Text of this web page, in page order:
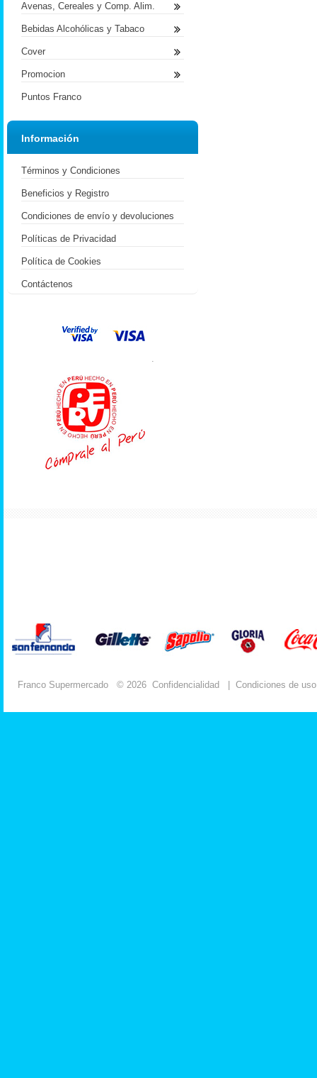
Avenas, Cereales y Comp. Alim.
Bebidas Alcohólicas y Tabaco
Cover
Promocion
Puntos Franco
Información
Términos y Condiciones
Beneficios y Registro
Condiciones de envío y devoluciones
Políticas de Privacidad
Política de Cookies
Contáctenos
.
Franco Supermercado © 2026 Confidencialidad Condiciones de uso